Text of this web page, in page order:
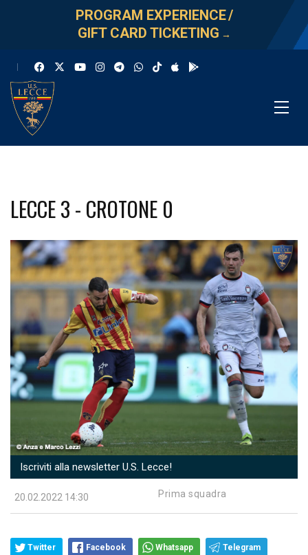
PROGRAM EXPERIENCE/
GIFT CARD TICKETING →
LECCE 3 - CROTONE 0
Iscriviti alla newsletter U.S. Lecce!
20.02.2022 14:30 Prima squadra
Twitter Facebook Whatsapp Telegram